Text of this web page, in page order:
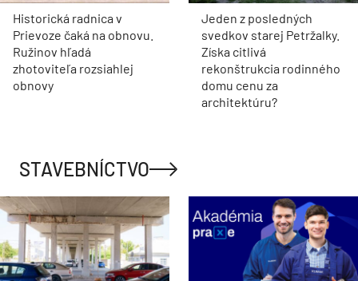
Historická radnica v
Prievoze čaká na obnovu.
Ružinov hľadá
zhotoviteľa rozsiahlej
obnovy
Jeden z posledných
svedkov starej Petržalky.
Získa citlivá
rekonštrukcia rodinného
domu cenu za
architektúru?
STAVEBNÍCTVO